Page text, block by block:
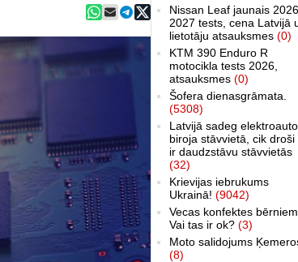
Nissan Leaf jaunais
2027 tests, cena Latvijā
lietotāju atsauksmes (0)
KTM 390 Enduro R
motocikla tests 2026,
atsauksmes (0)
Šofera dienasgrāmata.
(5308)
Latvijā sadeg elektroauto
biroja stāvvietā, cik droši
ir daudzstāvu stāvvietās
(32)
Krievijas iebrukums
Ukrainā! (9042)
Vecas konfektes
Vai tas ir ok? (3)
Moto salidojums
(8)